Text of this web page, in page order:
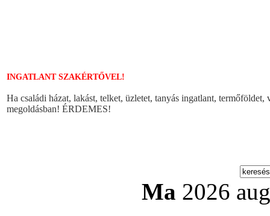
INGATLANT SZAKÉRTŐVEL!
Ha családi házat, lakást, telket, üzletet, tanyás ingatlant,
megoldásban! ÉRDEMES!
Ma 2026